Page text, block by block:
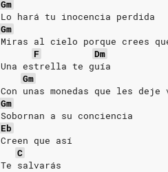
Gm
Lo hará tu inocencia perdida
Gm
Miras al cielo porque crees
F
Dm
Una estrella te guía
Gm
Con unas monedas que les
Gm
Sobornan a su conciencia
Eb
Creen que así
C
Te salvarás